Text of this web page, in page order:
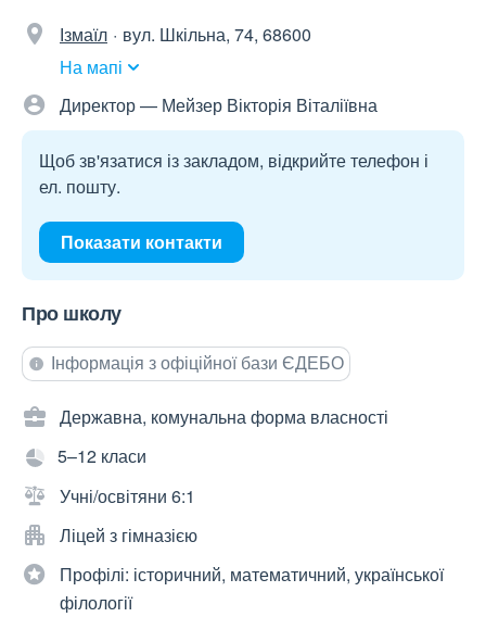
Ізмаїл
вул. Шкільна, 74, 68600
На мапі
Директор — Мейзер Вікторія Віталіївна
Щоб зв'язатися із закладом, відкрийте телефон і
ел. пошту.
Показати контакти
Про школу
Інформація з офіційної бази ЄДЕБО
Державна, комунальна форма власності
5–12 класи
Учні/освітяни 6:1
Ліцей з гімназією
Профілі: історичний, математичний, української
філології